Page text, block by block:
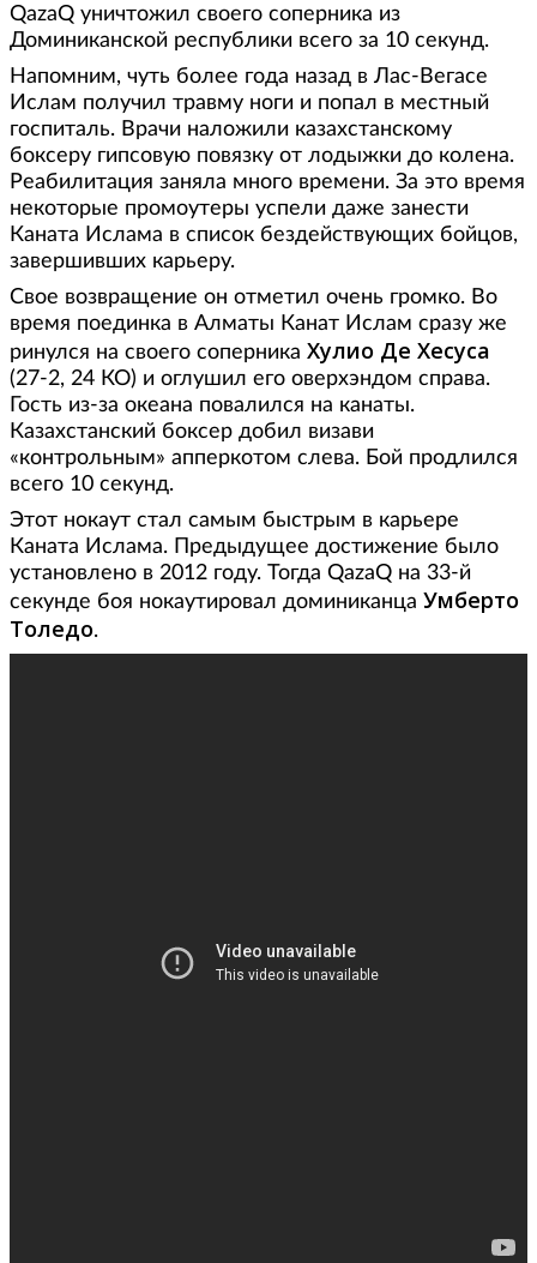
QazaQ уничтожил своего соперника из
Доминиканской республики всего за 10 секунд.
Напомним, чуть более года назад в Лас-Вегасе
Ислам получил травму ноги и попал в местный
госпиталь. Врачи наложили казахстанскому
боксеру гипсовую повязку от лодыжки до колена.
Реабилитация заняла много времени. За это время
некоторые промоутеры успели даже занести
Каната Ислама в список бездействующих бойцов,
завершивших карьеру.
Свое возвращение он отметил очень громко. Во
время поединка в Алматы Канат Ислам сразу же
ринулся на своего соперника Хулио Де Хесуса
(27-2, 24 КО) и оглушил его оверхэндом справа.
Гость из-за океана повалился на канаты.
Казахстанский боксер добил визави
«контрольным» апперкотом слева. Бой продлился
всего 10 секунд.
Этот нокаут стал самым быстрым в карьере
Каната Ислама. Предыдущее достижение было
установлено в 2012 году. Тогда QazaQ на 33-й
секунде боя нокаутировал доминиканца Умберто
Толедо.